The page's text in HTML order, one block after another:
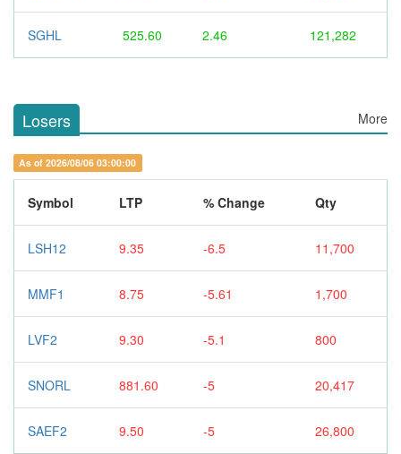
SGHL 525.60 2.46 121,282
Losers More
As of 2026/08/06 03:00:00
Symbol LTP % Change Qty
LSH12 9.35 -6.5 11,700
MMF1 8.75 -5.61 1,700
LVF2 9.30 -5.1 800
SNORL 881.60 -5 20,417
SAEF2 9.50 -5 26,800